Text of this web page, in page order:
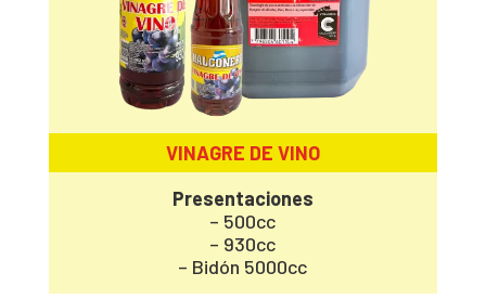
VINAGRE DE VINO
Presentaciones
– 500cc
– 930cc
– Bidón 5000cc